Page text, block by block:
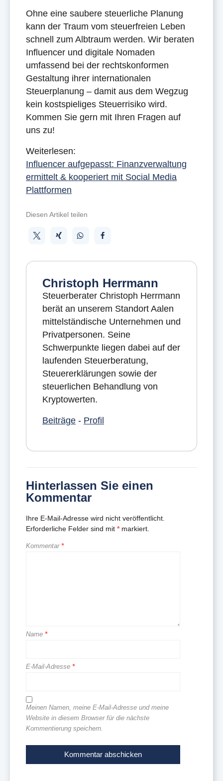
Ohne eine saubere steuerliche Planung
kann der Traum vom steuerfreien Leben
schnell zum Albtraum werden. Wir beraten
Influencer und digitale Nomaden
umfassend bei der rechtskonformen
Gestaltung ihrer internationalen
Steuerplanung – damit aus dem Wegzug
kein kostspieliges Steuerrisiko wird.
Kommen Sie gern mit Ihren Fragen auf
uns zu!
Weiterlesen:
Influencer aufgepasst: Finanzverwaltung
ermittelt & kooperiert mit Social Media
Plattformen
Diesen Artikel teilen
Christoph Herrmann
Steuerberater Christoph Herrmann
berät an unserem Standort Aalen
mittelständische Unternehmen und
Privatpersonen. Seine
Schwerpunkte liegen dabei auf der
laufenden Steuerberatung,
Steuererklärungen sowie der
steuerlichen Behandlung von
Kryptowerten.
Beiträge - Profil
Hinterlassen Sie einen
Kommentar
Ihre E-Mail-Adresse wird nicht veröffentlicht.
Erforderliche Felder sind mit *markiert.
Kommentar *
Name *
E-Mail-Adresse *
Meinen Namen, meine E-Mail-Adresse und meine
Website in diesem Browser für die nächste
Kommentierung speichern.